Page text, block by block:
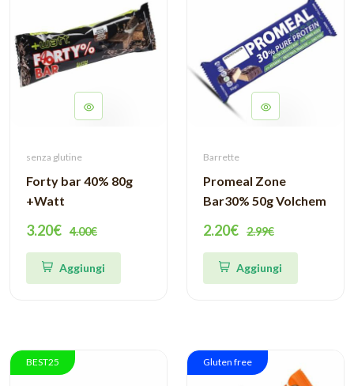
senza glutine
Forty bar 40% 80g
+Watt
3.20€ 4.00€
Aggiungi
Barrette
Promeal Zone
Bar30% 50g Volchem
2.20€ 2.99€
Aggiungi
BEST25 Gluten free